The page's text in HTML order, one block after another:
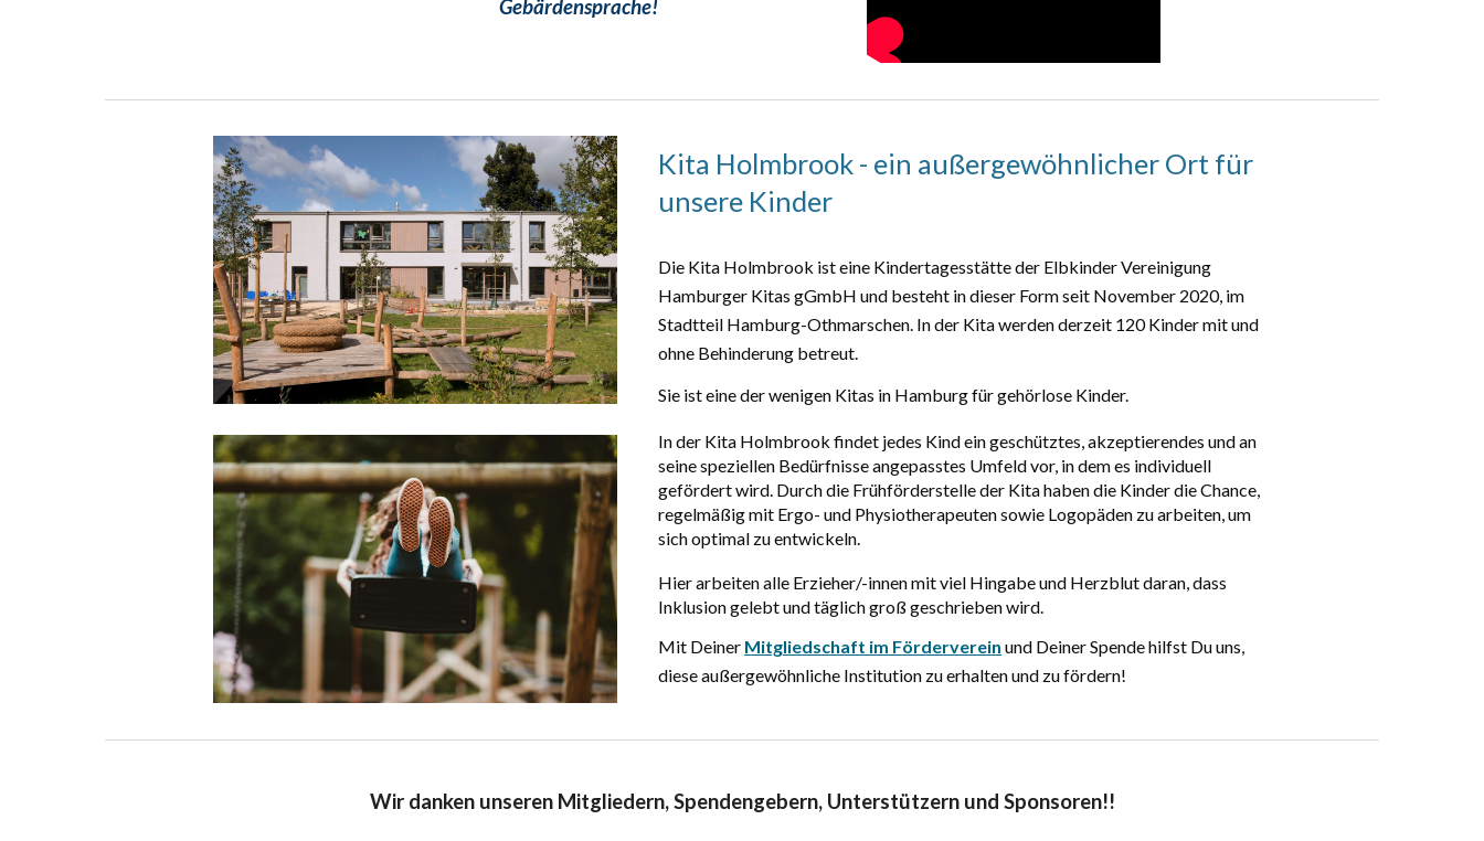
Gebärdensprache!
Kita Holmbrook - ein außergewöhnlicher Ort für
unsere Kinder
Die Kita Holmbrook ist eine Kindertagesstätte der Elbkinder Vereinigung
Hamburger Kitas gGmbH und besteht in dieser Form seit November 2020, im
Stadtteil Hamburg-Othmarschen. In der Kita werden derzeit 120Kinder mit und
ohne Behinderung betreut.
Sie isteine der wenigen Kitas in Hamburg für gehörlose Kinder.
In der Kita Holmbrook findet jedes Kind eingeschütztes,akzeptierendes und an
seine speziellen Bedürfnisse angepasstes Umfeldvor, in dem es individuell
gefördert wird. Durch die Frühförderstelle der Kita haben die Kinder die Chance,
regelmäßigmit Ergo- und Physiotherapeuten sowie Logopäden zu arbeiten, um
sich optimal zu entwickeln.
Hier arbeiten alle Erzieher/-innen mit viel Hingabe und Herzblut daran, dass
Inklusion gelebt und täglich groß geschrieben wird.
Mit Deiner Mitgliedschaft im Förderverein und Deiner Spende hilfst Du uns,
diese außergewöhnliche Institution zu erhalten und zu fördern!
Wir danken unseren Mitgliedern, Spendengebern, Unterstützern und Sponsoren!!